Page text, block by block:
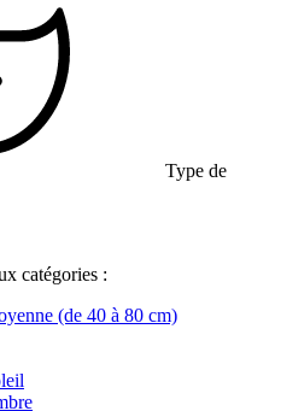
Type de
catégories :
(de 40 à 80 cm)